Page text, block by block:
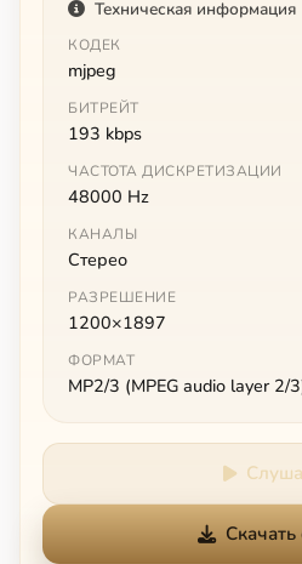
Техническая информация
КОДЕК
mjpeg
БИТРЕЙТ
193 kbps
ЧАСТОТА ДИСКРЕТИЗАЦИИ
48000 Hz
КАНАЛЫ
Стерео
РАЗРЕШЕНИЕ
1200×1897
ФОРМАТ
MP2/3 (MPEG audio layer 2/